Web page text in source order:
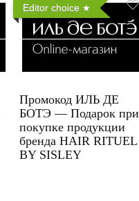
Editor choice
Промокод ИЛЬ ДЕ
БОТЭ — Подарок при
покупке продукции
бренда HAIR RITUEL
BY SISLEY